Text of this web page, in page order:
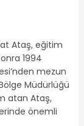
Ataş, eğitim
1994
mezun
Müdürlüğü
atan Ataş,
önemli